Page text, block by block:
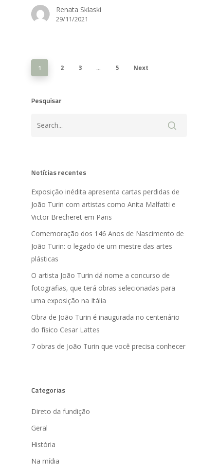
Renata Sklaski
29/11/2021
1 2 3 … 5 Next
Pesquisar
Notícias recentes
Exposição inédita apresenta cartas perdidas de
João Turin com artistas como Anita Malfatti e
Victor Brecheret em Paris
Comemoração dos 146 Anos de Nascimento de
João Turin: o legado de um mestre das artes
plásticas
O artista João Turin dá nome a concurso de
fotografias, que terá obras selecionadas para
uma exposição na Itália
Obra de João Turin é inaugurada no centenário
do físico Cesar Lattes
7 obras de João Turin que você precisa conhecer
Categorias
Direto da fundição
Geral
História
Na mídia